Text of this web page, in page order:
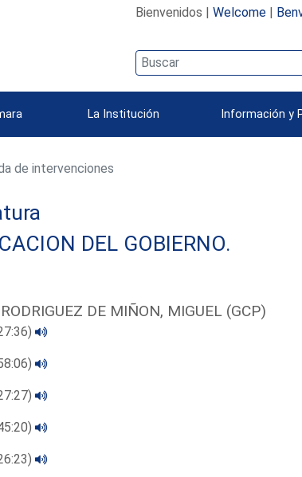
Bienvenidos | Welcome|
La Institución Información y
de intervenciones
DEL GOBIERNO.
DE MIÑON, MIGUEL (GCP)